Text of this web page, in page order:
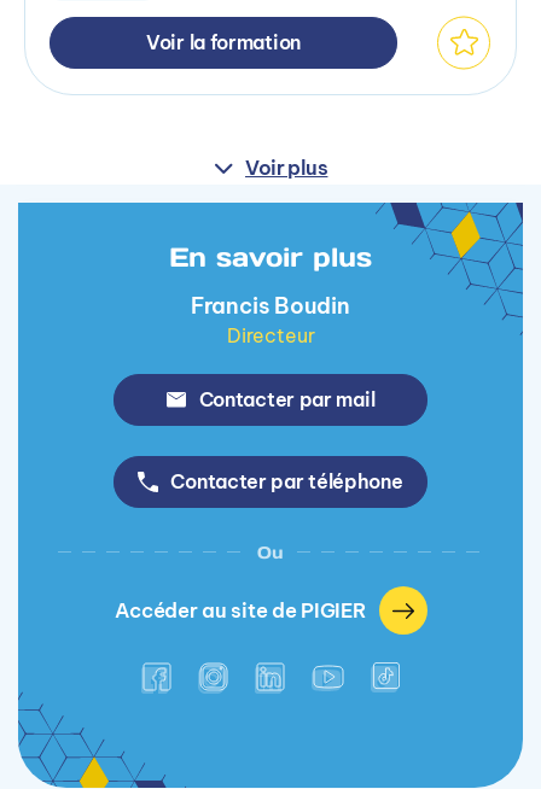
Voir la formation
Voir plus
En savoir plus
Francis Boudin
Directeur
Contacter par mail
Contacter par téléphone
Ou
Accéder au site de PIGIER